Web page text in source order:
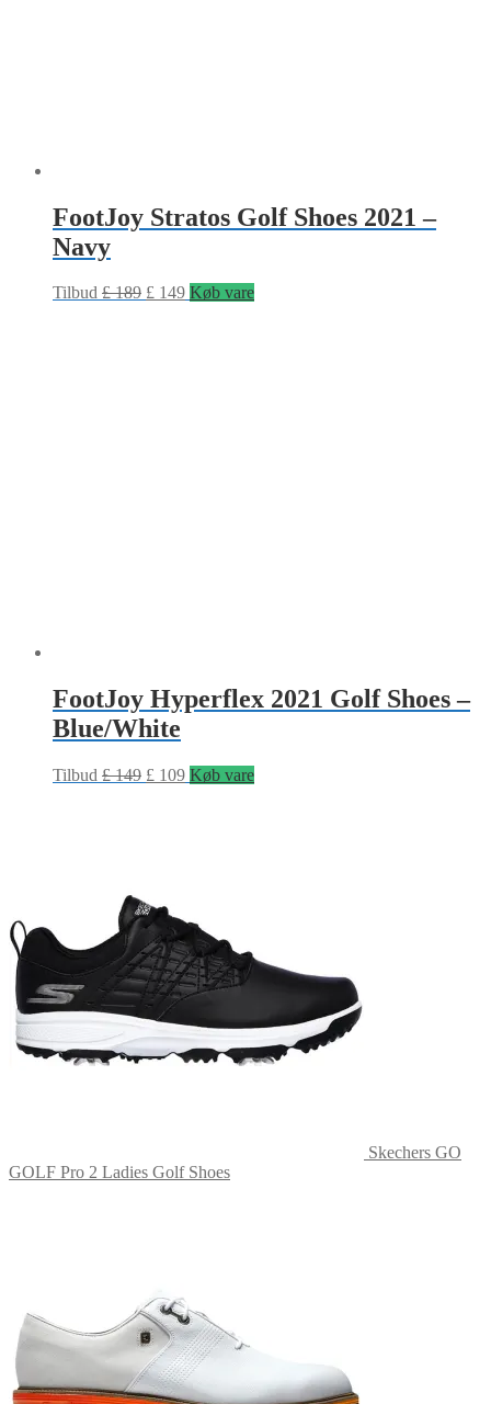
FootJoy Stratos Golf Shoes 2021 –
Navy
Tilbud £189 £ 149 Køb vare
FootJoy Hyperflex 2021 Golf Shoes –
Blue/White
Tilbud £149 £ 109 Køb vare
Skechers GO
GOLF Pro 2 Ladies Golf Shoes